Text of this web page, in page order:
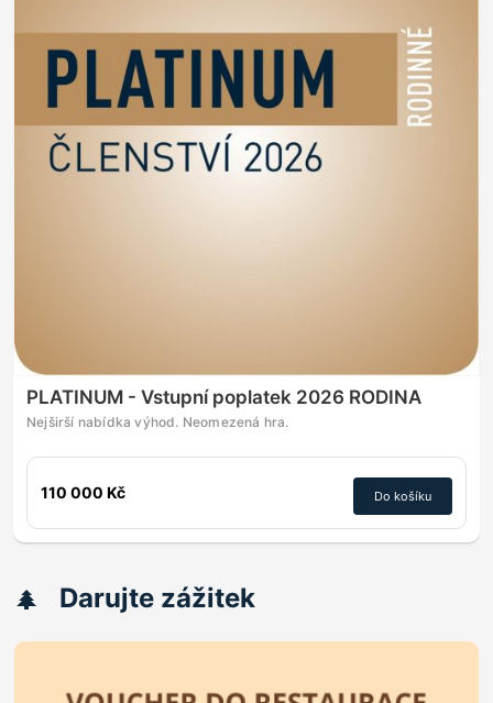
PLATINUM - Vstupní poplatek 2026 RODINA
Nejširší nabídka výhod. Neomezená hra.
110 000 Kč Do košíku
Darujte zážitek